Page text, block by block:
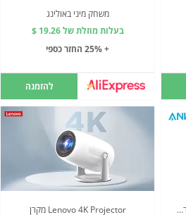
משחק מיני באולינג
בעלות מוזלת של 19.26 $
+ 25% החזר כספי
להזמנה
Soundcore Outdoor Speaker רמקול Lenovo 4K Projector מקרן